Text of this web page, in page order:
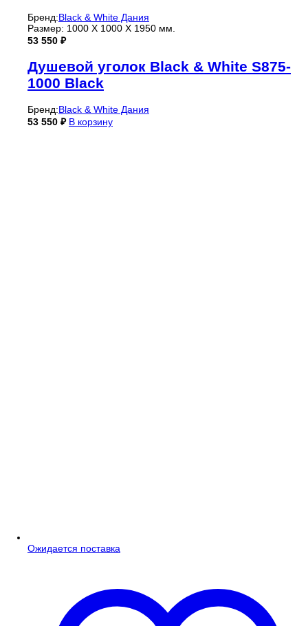
Бренд:Black & White Дания
Размер: 1000 X 1000 X 1950 мм.
53 550 ₽
Душевой уголок Black & White S875-
1000 Black
Бренд:Black & White Дания
53 550 ₽ В корзину
Ожидается поставка